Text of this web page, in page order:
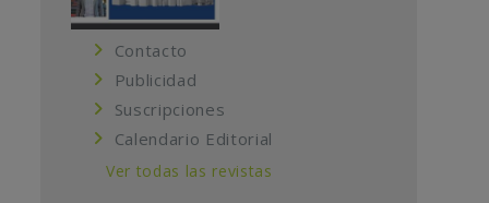
Contacto
Publicidad
Suscripciones
Calendario Editorial
Ver todas las revistas